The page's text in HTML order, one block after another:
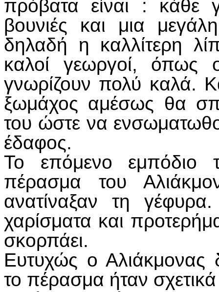
πρόβατα είναι : κάθε
βουνιές και μια
δηλαδή η καλλίτερη
καλοί γεωργοί,
γνωρίζουν πολύ καλά.
ξωμάχος αμέσως θα
του ώστε να
έδαφος.
Το επόμενο εμπόδιο
πέρασμα του
ανατίναξαν τη
χαρίσματα και
σκορπάει.
Ευτυχώς ο Αλιάκμονας
το πέρασμα ήταν